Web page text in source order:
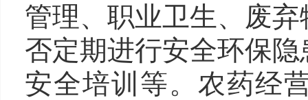
管理、职业卫生、废
否定期进行安全环保
安全培训等。农药经